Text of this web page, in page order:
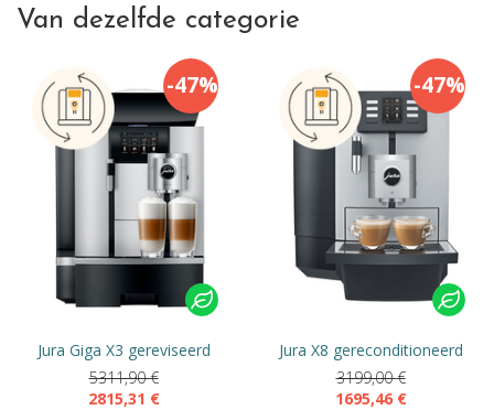
Van dezelfde categorie
-47%
Jura Giga X3 gereviseerd
5311,90 €
2815,31 €
-47%
Jura X8 gereconditioneerd
3199,00 €
1695,46 €